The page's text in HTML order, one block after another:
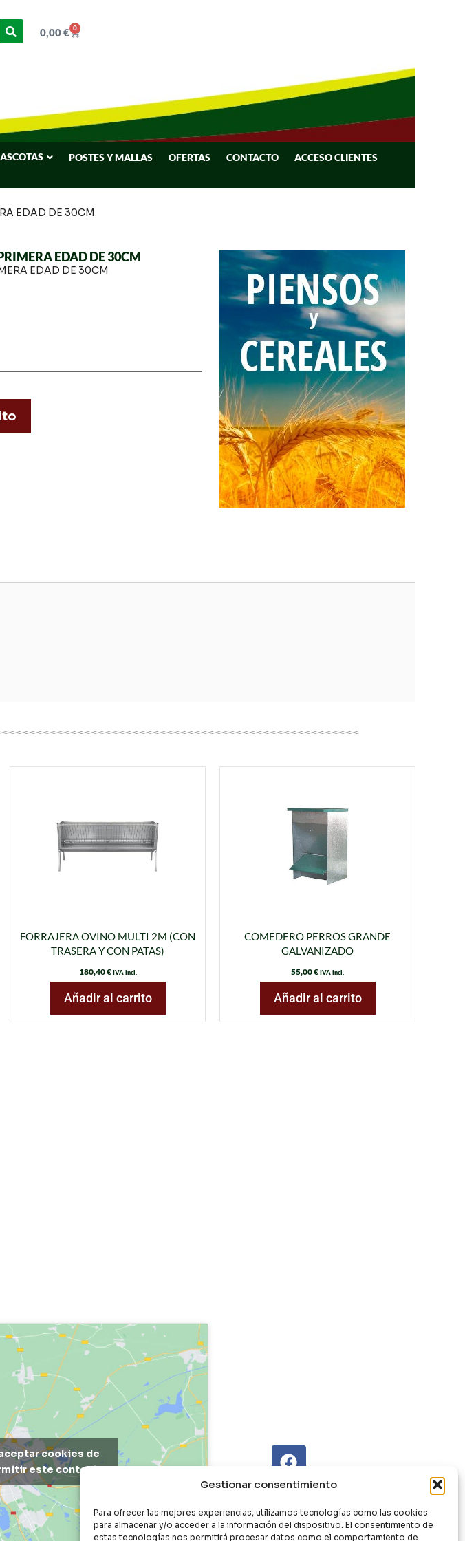
Gestionar consentimiento
Para ofrecer las mejores experiencias, utilizamos tecnologías como las cookies
para almacenar y/o acceder a la información del dispositivo. El consentimiento de
estas tecnologías nos permitirá procesar datos como el comportamiento de
0,00€ 0
POSTES Y MALLAS OFERTAS CONTACTO ACCESO CLIENTES
EDAD DE 30CM
EDAD DE 30CM
EDAD DE 30CM
FORRAJERA OVINO MULTI 2M (CON
TRASERA Y CON PATAS)
180,40€ IVA incl.
Añadir al carrito
COMEDERO PERROS GRANDE
GALVANIZADO
55,00€IVA incl.
Añadir al carrito
cookies de
este contenido